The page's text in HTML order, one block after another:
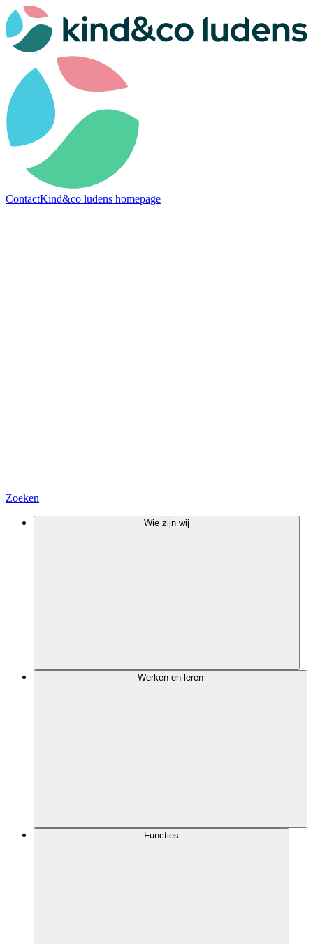
ContactKind&co ludens homepage
Zoeken
Wie zijn wij
Werken en leren
Functies